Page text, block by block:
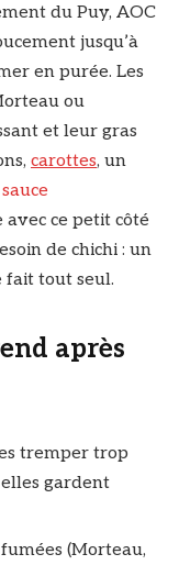
du Puy, AOC
jusqu’à
en purée. Les
ou
et leur gras
carottes, un
sauce
ce petit côté
de chichi : un
fait tout seul.
après
tremper trop
gardent
(Morteau,